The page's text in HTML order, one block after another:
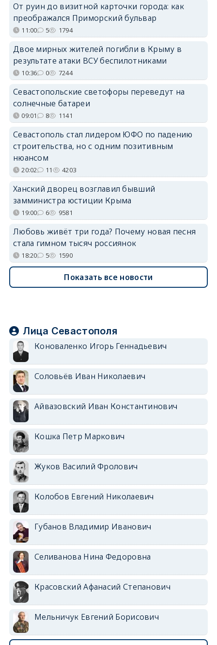
От руин до визитной карточки города: как
преображался Приморский бульвар
11:00 5 1794
Двое мирных жителей погибли в Крыму в
результате атаки ВСУ беспилотниками
10:36 0 7244
Севастопольские светофоры переведут на
солнечные батареи
09:01 8 1141
Севастополь стал лидером ЮФО по падению
строительства, но с одним позитивным
нюансом
20:02 11 4203
Ханский дворец возглавил бывший
замминистра юстиции Крыма
19:00 6 9581
Любовь живёт три года? Почему новая песня
стала гимном тысяч россиянок
18:20 5 1590
Показать все новости
Лица Севастополя
Коноваленко Игорь Геннадьевич
Соловьёв Иван Николаевич
Айвазовский Иван Константинович
Кошка Петр Маркович
Жуков Василий Фролович
Колобов Евгений Николаевич
Губанов Владимир Иванович
Селиванова Нина Федоровна
Красовский Афанасий Степанович
Мельничук Евгений Борисович